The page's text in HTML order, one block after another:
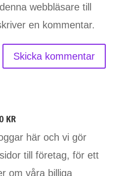
webbläsare till
en kommentar.
KR
här och vi gör
till företag, för ett
om våra billiga